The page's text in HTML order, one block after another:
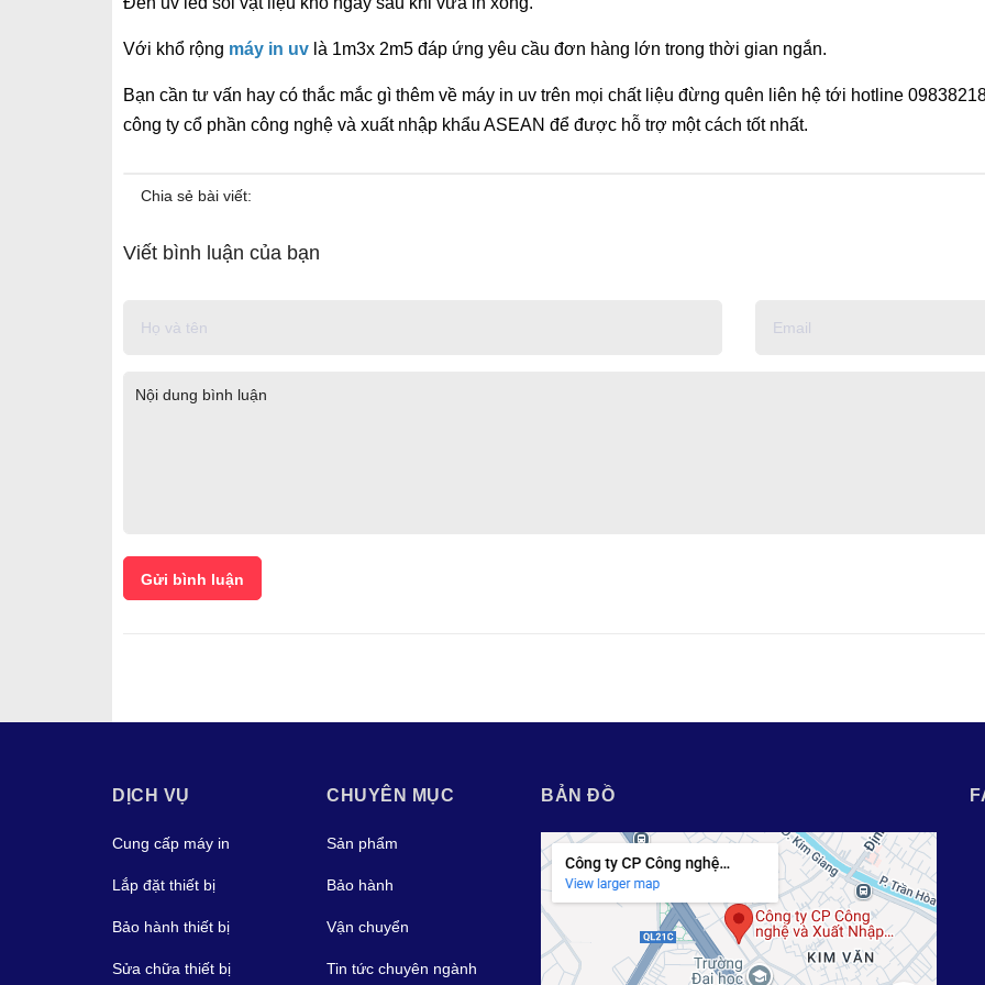
Với khổ rộng máy in uv là 1m3x 2m5 đáp ứng yêu cầu đơn hàng lớn trong thời gian ngắn.
Bạn cần tư vấn hay có thắc mắc gì thêm về máy in uv trên mọi chất liệu đừng quên liên hệ tới hotline
công ty cổ phần công nghệ và xuất nhập khẩu ASEAN để được hỗ trợ một cách tốt nhất.
Chia sẻ bài viết:
Viết bình luận của bạn
Gửi bình luận
DỊCH VỤ
Cung cấp máy in
Lắp đặt thiết bị
Bảo hành thiết bị
Sửa chữa thiết bị
CHUYÊN MỤC
Sản phẩm
Bảo hành
Vận chuyển
Tin tức chuyên ngành
BẢN ĐỒ